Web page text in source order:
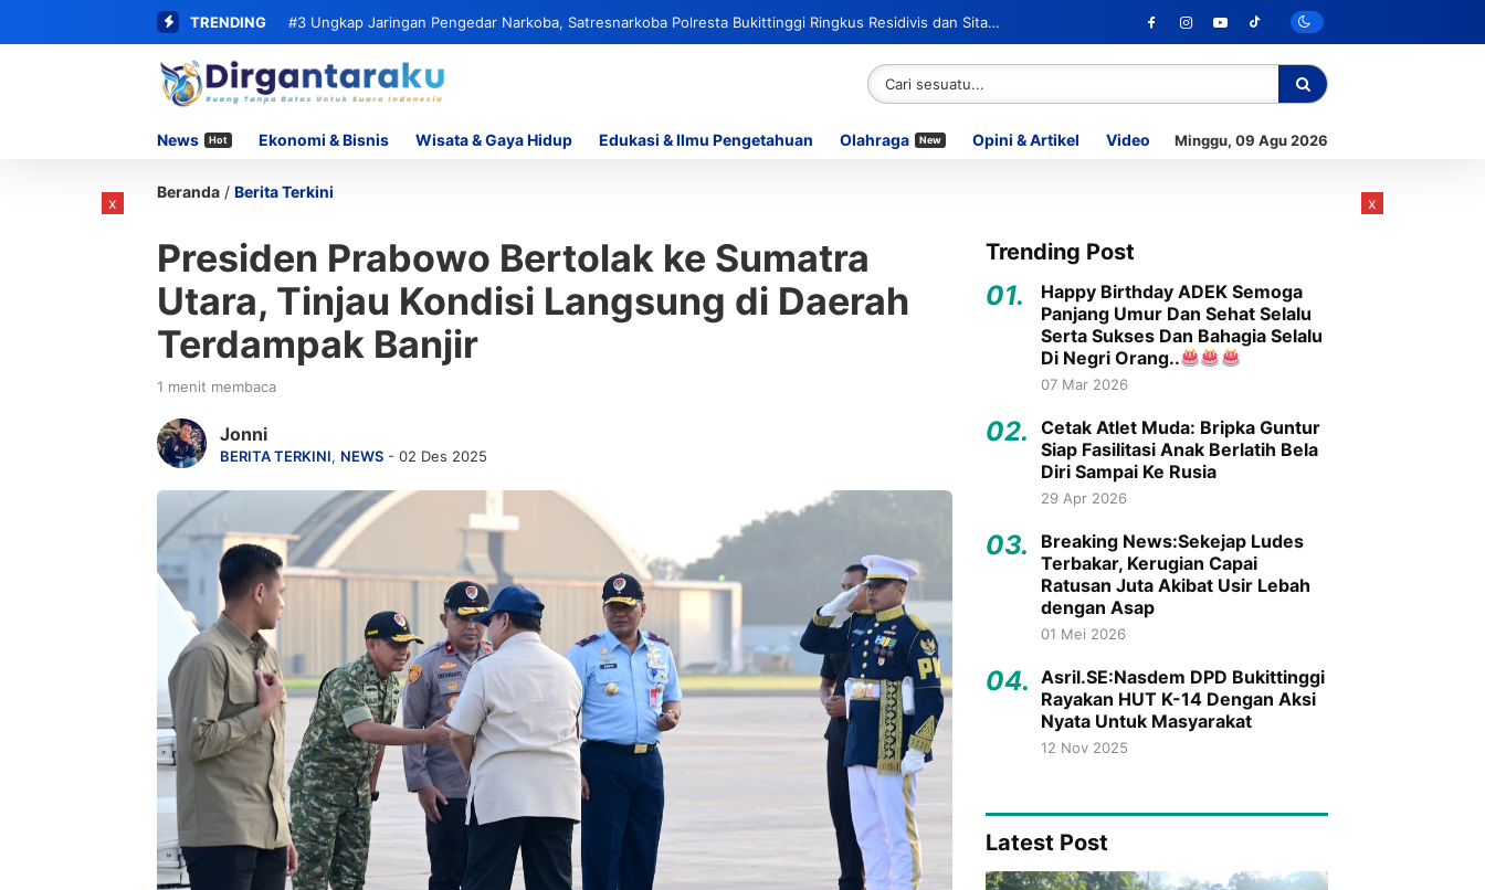
TRENDING #3 Ungkap Jaringan Pengedar Narkoba, Satresnarkoba Polresta Bukittinggi Ringkus Residivis dan Sita
62 Paket Sabu
News Hot Ekonomi & Bisnis Wisata & Gaya Hidup Edukasi & Ilmu Pengetahuan Olahraga New Opini & Artikel Video Minggu, 09 Agu 2026
Beranda / Berita Terkini
Presiden Prabowo Bertolak ke Sumatra
Utara, Tinjau Kondisi Langsung di Daerah
Terdampak Banjir
1 menit membaca
Jonni
BERITA TERKINI, NEWS - 02 Des 2025
Trending Post
01.
Happy Birthday ADEK Semoga
Panjang Umur Dan Sehat Selalu
Serta Sukses Dan Bahagia Selalu
Di Negri Orang..
07 Mar 2026
02.
Cetak Atlet Muda: Bripka Guntur
Siap Fasilitasi Anak Berlatih Bela
Diri Sampai Ke Rusia
29 Apr 2026
03.
Breaking News:Sekejap Ludes
Terbakar, Kerugian Capai
Ratusan Juta Akibat Usir Lebah
dengan Asap
01 Mei 2026
04. Asril.SE:Nasdem DPD Bukittinggi
Rayakan HUT K-14 Dengan Aksi
Nyata Untuk Masyarakat
12 Nov 2025
Latest Post
x x